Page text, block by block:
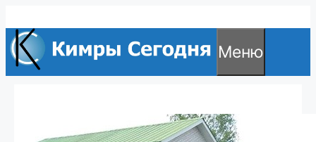
к
содержимому
Меню